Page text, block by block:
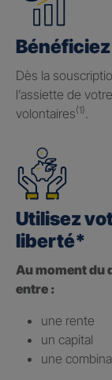
Dès la
l’assiette de
volontaires(1).
Utilisez
liberté*
Au moment du
entre :
une rente
un capital
une